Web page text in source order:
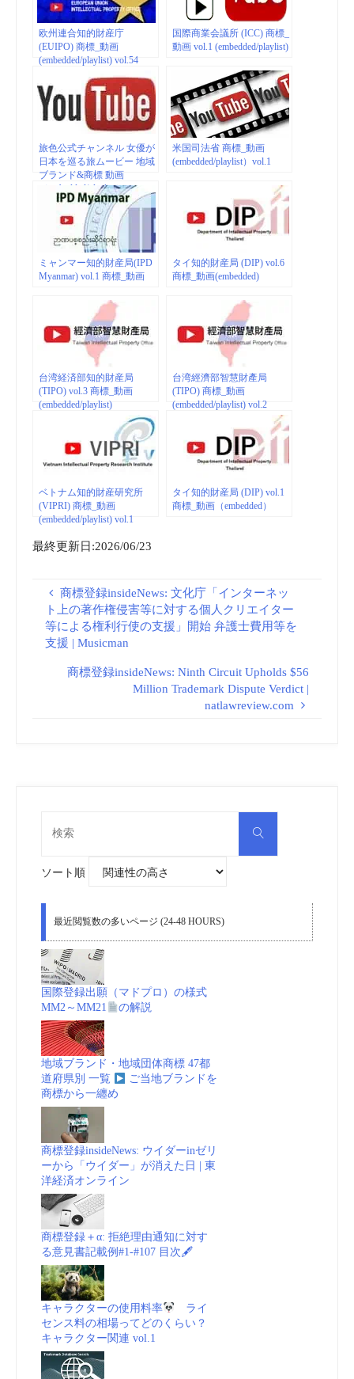
欧州連合知的財産庁
(EUIPO) 商標_動画
(embedded/playlist) vol.54
国際商業会議所 (ICC) 商標_
動画 vol.1 (embedded/playlist)
旅色公式チャンネル 女優が
日本を巡る旅ムービー 地域
ブランド&商標 動画
（embedded/playlist）
米国司法省 商標_動画
(embedded/playlist）vol.1
ミャンマー知的財産局(IPD
Myanmar) vol.1 商標_動画
タイ知的財産局 (DIP) vol.6
商標_動画(embedded)
台湾経済部知的財産局
(TIPO) vol.3 商標_動画
(embedded/playlist)
台湾經濟部智慧財產局
(TIPO) 商標_動画
(embedded/playlist) vol.2
ベトナム知的財産研究所
(VIPRI) 商標_動画
(embedded/playlist) vol.1
タイ知的財産局 (DIP) vol.1
商標_動画（embedded）
最終更新日:2026/06/23
商標登録insideNews: 文化庁「インターネッ
ト上の著作権侵害等に対する個人クリエイター
等による権利行使の支援」開始 弁護士費用等を
支援 | Musicman
商標登録insideNews: Ninth Circuit Upholds $56
Million Trademark Dispute Verdict |
natlawreview.com
検
ソート順
最近閲覧数の多いページ (24-48 HOURS)
国際登録出願（マドプロ）の様式
MM2～MM21
の解説
地域ブランド・地域団体商標 47都
道府県別 一覧
ご当地ブランドを
商標から一纏め
商標登録insideNews: ウイダーinゼリ
ーから「ウイダー」が消えた日 | 東
洋経済オンライン
商標登録＋α: 拒絶理由通知に対す
る意見書記載例#1-#107 目次🖋
キャラクターの使用料率
ライ
センス料の相場ってどのくらい？
キャラクター関連 vol.1